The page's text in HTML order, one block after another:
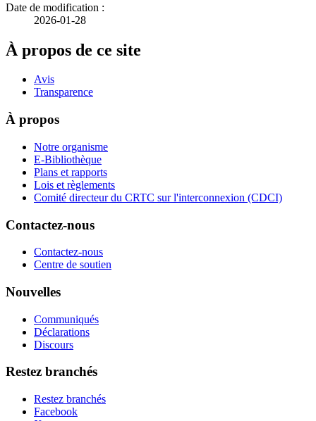
Date de modification :
2026-01-28
À propos de ce site
Avis
Transparence
À propos
Notre organisme
E-Bibliothèque
Plans et rapports
Lois et règlements
Comité directeur du CRTC sur l'interconnexion (CDCI)
Contactez-nous
Contactez-nous
Centre de soutien
Nouvelles
Communiqués
Déclarations
Discours
Restez branchés
Restez branchés
Facebook